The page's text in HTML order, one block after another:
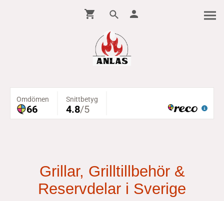
Grillar, Grilltillbehör &
Reservdelar i Sverige